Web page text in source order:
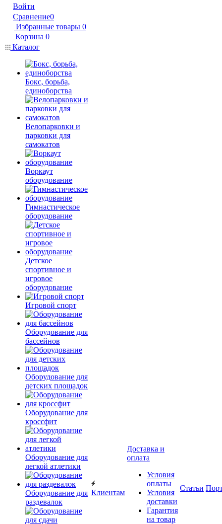
Войти
Сравнение0
Избранные товары 0
Корзина 0
Каталог
Бокс, борьба,
единоборства
Велопарковки и
парковки для
самокатов
Воркаут
оборудование
Гимнастическое
оборудование
Детское
спортивное и
игровое
оборудование
Игровой спорт
Оборудование для
бассейнов
Оборудование для
детских площадок
Оборудование для
кроссфит
Оборудование для
легкой атлетики
Оборудование для
раздевалок
Клиентам
Доставка и
оплата
Условия
оплаты
Условия
доставки
Гарантия
на товар
Статьи